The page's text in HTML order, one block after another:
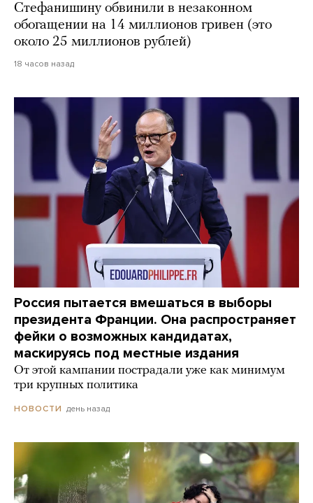
Стефанишину обвинили в незаконном
обогащении на 14 миллионов гривен (это
около 25 миллионов рублей)
18 часов назад
Россия пытается вмешаться в выборы
президента Франции. Она распространяет
фейки о возможных кандидатах,
маскируясь под местные издания
От этой кампании пострадали уже как минимум
три крупных политика
НОВОСТИ день назад